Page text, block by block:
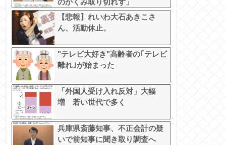
のかくみ取り切れず」
【悲報】れいわ大石あきこさ
ん、活動休止。
"テレビ大好き"高齢者の｢テレビ
離れ｣が始まった
「外国人受け入れ反対」大幅
増 若い世代で多く
兵庫県斎藤知事、不正会計の疑
いで前知事に聞き取り調査へ